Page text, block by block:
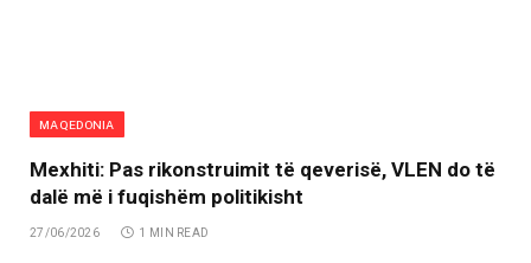
MAQEDONIA
Mexhiti: Pas rikonstruimit të qeverisë, VLEN do të
dalë më i fuqishëm politikisht
27/06/2026 1 MIN READ